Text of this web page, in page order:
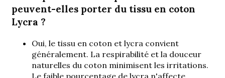
peuvent-elles porter du tissu en coton
Lycra ?
Oui, le tissu en coton et lycra convient
généralement. La respirabilité et la douceur
naturelles du coton minimisent les irritations.
Le faible pourcentage de lycra n'affecte